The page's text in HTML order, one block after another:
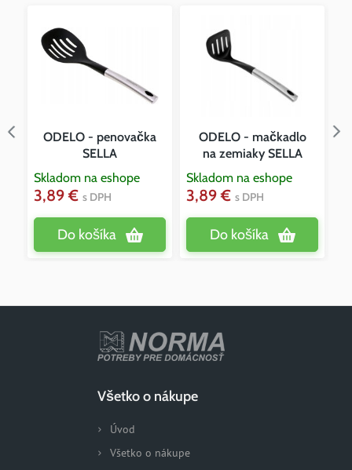
ODELO - penovačka
SELLA
Skladom na eshope
3,89 € s DPH
Do košíka
ODELO - mačkadlo
na zemiaky SELLA
Skladom na eshope
3,89 € s DPH
Do košíka
Všetko o nákupe
Úvod
Všetko o nákupe